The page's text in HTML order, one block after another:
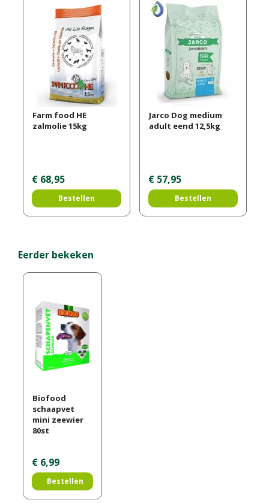
Farm food HE
zalmolie 15kg
€ 68,95
Bestellen
Jarco Dog medium
adult eend 12,5kg
€ 57,95
Bestellen
Eerder bekeken
Biofood
schaapvet
mini zeewier
80st
€ 6,99
Bestellen